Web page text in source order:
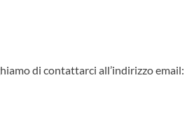
di contattarci all’indirizzo email: